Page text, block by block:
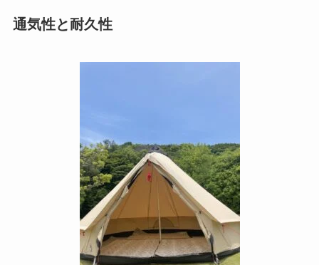
通気性と耐久性